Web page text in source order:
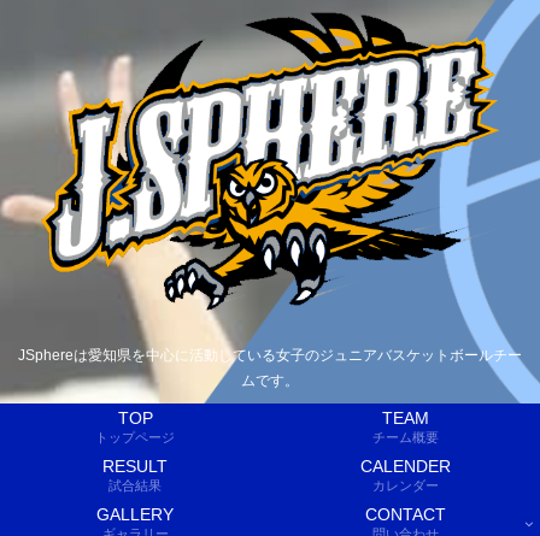
JSphereは愛知県を中心に活動している女子のジュニアバスケットボールチー
ムです。
TOP
トップページ
TEAM
チーム概要
RESULT
試合結果
CALENDER
カレンダー
GALLERY CONTACT